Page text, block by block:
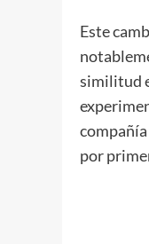
Este
similitud
por